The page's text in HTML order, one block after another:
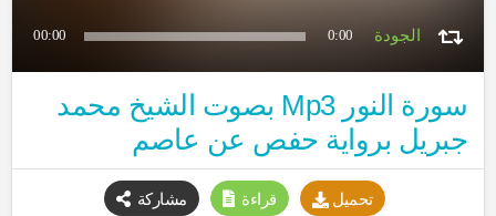
00:00 0:00
سورة النور Mp3 بصوت الشيخ محمد
جبريل برواية حفص عن عاصم
تحميل قراءة مشاركة